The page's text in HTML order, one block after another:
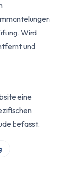
Wird
und
eine
befasst.